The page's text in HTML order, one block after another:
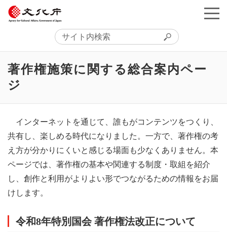
著作権施策に関する総合案内ペー
ジ
インターネットを通じて、誰もがコンテンツをつくり、
共有し、楽しめる時代になりました。一方で、著作権の考
え方が分かりにくいと感じる場面も少なくありません。本
ページでは、著作権の基本や関連する制度・取組を紹介
し、創作と利用がよりよい形でつながるための情報をお届
けします。
令和8年特別国会 著作権法改正について